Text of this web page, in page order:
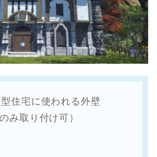
住宅に使われる外壁
み取り付け可）